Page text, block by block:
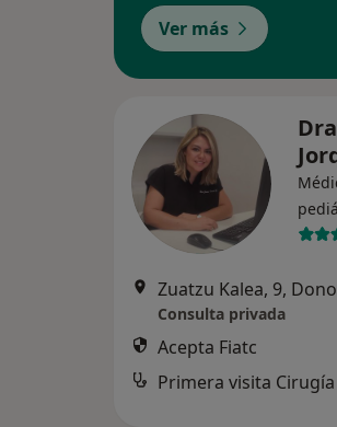
Ver más
Zuatzu Kalea, 9,
Consulta privada
Acepta Fiatc
Primera visita